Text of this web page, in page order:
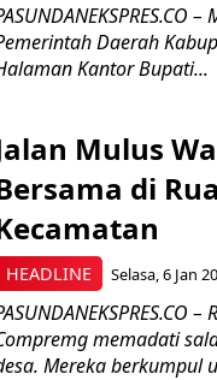
Daerah
Kantor Bupati...
HEADLINE
Mulus
di
Selasa, 6 Jan
memadati
Mereka berkumpul